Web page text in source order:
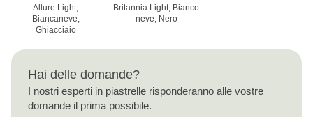
Allure Light,
Biancaneve,
Ghiacciaio
Britannia Light, Bianco
neve, Nero
Hai delle domande?
I nostri esperti in piastrelle risponderanno alle vostre
domande il prima possibile.